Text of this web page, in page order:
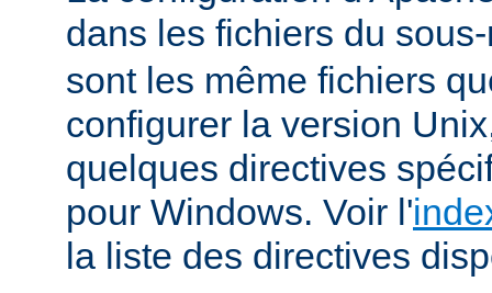
dans les fichiers du
sont les même fichiers
configurer la version
quelques directives
pour Windows. Voir l'
la liste des directives